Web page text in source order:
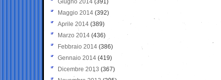
Giugno 2014 (391)
Maggio 2014 (392)
Aprile 2014 (389)
Marzo 2014 (436)
Febbraio 2014 (386)
Gennaio 2014 (419)
Dicembre 2013 (367)